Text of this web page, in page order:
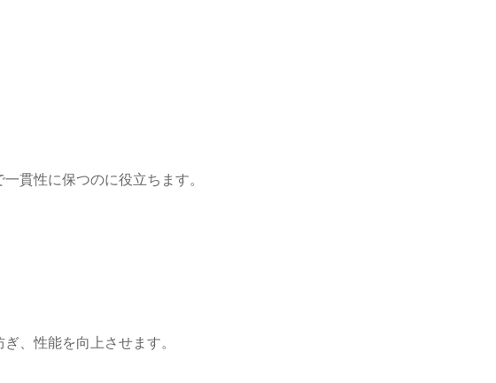
貫性に保つのに役立ちます。
、性能を向上させます。